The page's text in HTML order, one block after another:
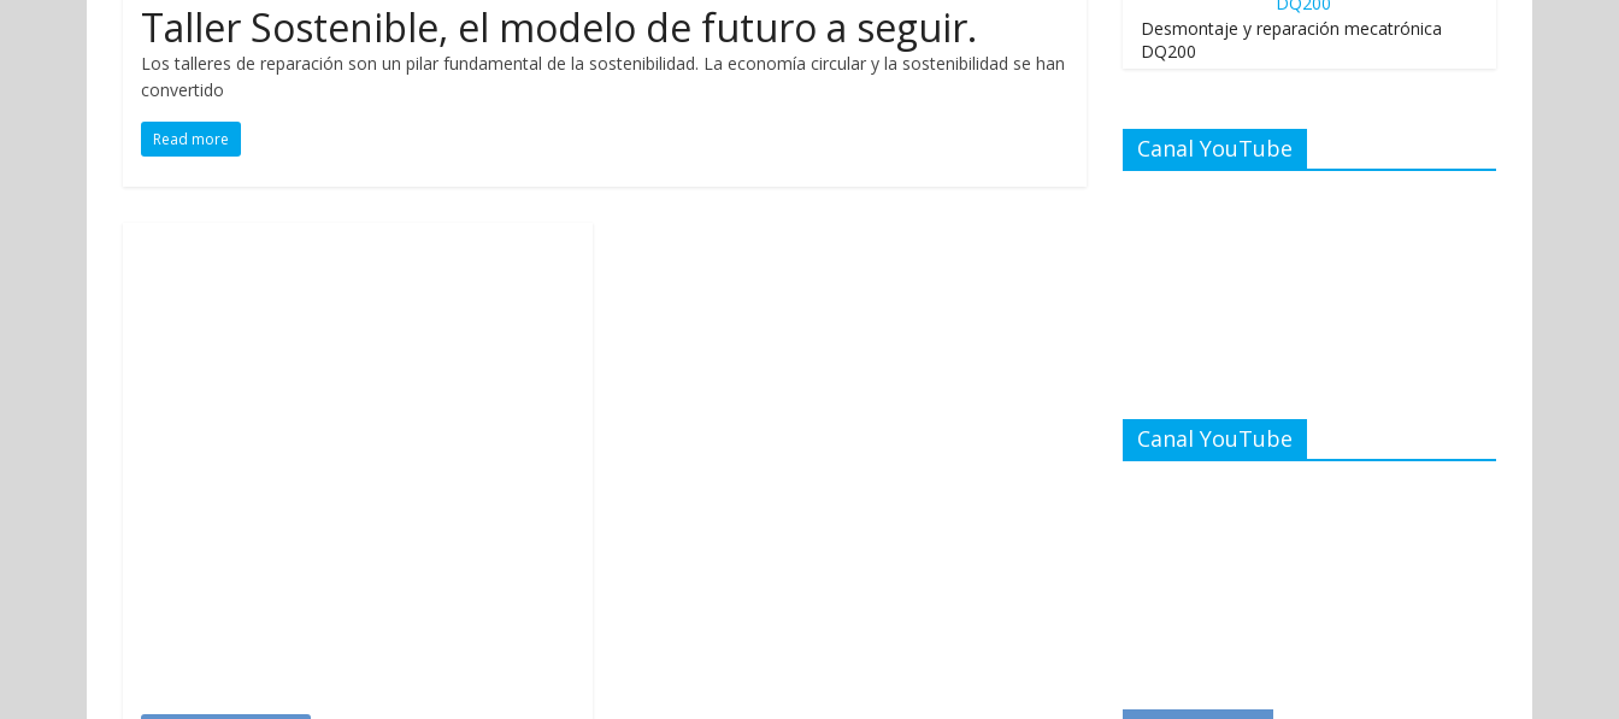
Taller Sostenible, el modelo de futuro a seguir.
Los talleres de reparación son un pilar fundamental de la sostenibilidad. La economía circular y la sostenibilidad se han
convertido
Read more
Desmontaje y reparación mecatrónica
DQ200
Canal YouTube
Canal YouTube